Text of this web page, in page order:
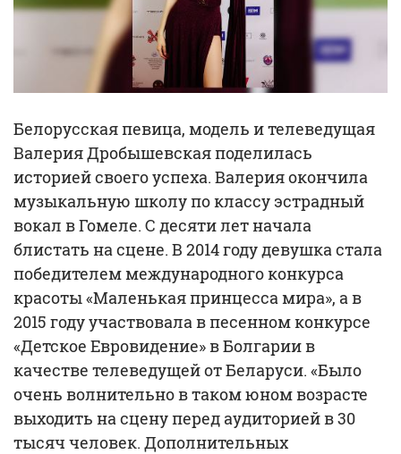
Белорусская певица, модель и телеведущая
Валерия Дробышевская поделилась
историей своего успеха. Валерия окончила
музыкальную школу по классу эстрадный
вокал в Гомеле. С десяти лет начала
блистать на сцене. В 2014 году девушка стала
победителем международного конкурса
красоты «Маленькая принцесса мира», а в
2015 году участвовала в песенном конкурсе
«Детское Евровидение» в Болгарии в
качестве телеведущей от Беларуси. «Было
очень волнительно в таком юном возрасте
выходить на сцену перед аудиторией в 30
тысяч человек. Дополнительных